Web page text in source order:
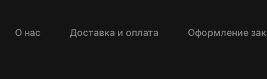
О нас Доставка и оплата Оформление